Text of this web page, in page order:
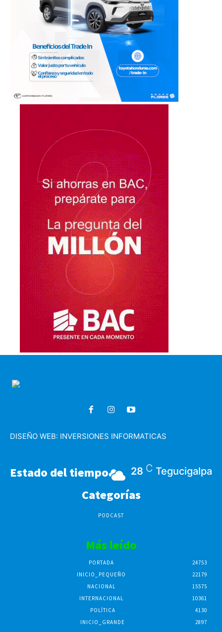
DISEÑO WEB: INVERSIONES INFORMATICAS
Estado del tiempo 28 C Tegucigalpa
Categorías
PODCAST
Más leído
PORTADA
24753
INICIO_PEQUEÑO
22179
NACIONAL
15575
INTERNACIONAL
10361
POLÍTICA
4130
INICIO_GRANDE
2897